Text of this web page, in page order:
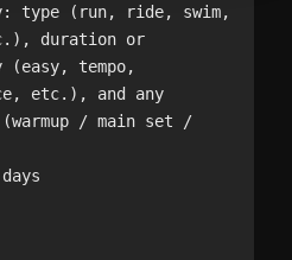
type (run, ride, swim,
duration or
tempo,
etc.), and any
/ main set /